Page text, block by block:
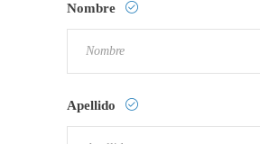
Nombre
Apellido